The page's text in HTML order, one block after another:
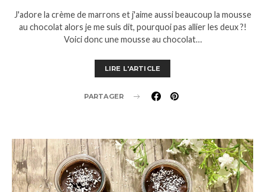
J'adore la crème de marrons et j'aime aussi beaucoup la mousse
au chocolat alors je me suis dit, pourquoi pas allier les deux ?!
Voici donc une mousse au chocolat…
LIRE L'ARTICLE
PARTAGER